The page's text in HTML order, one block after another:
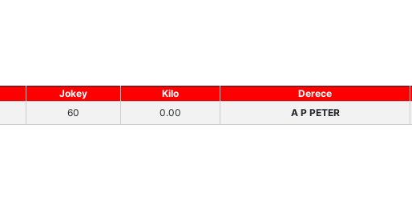
Jokey Kilo Derece
60 0.00 A P PETER